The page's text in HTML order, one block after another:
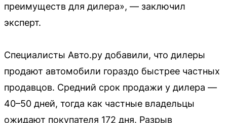
преимуществ для дилера», — заключил
эксперт.
Специалисты Авто.ру добавили, что дилеры
продают автомобили гораздо быстрее частных
продавцов. Средний срок продажи у дилера —
40–50 дней, тогда как частные владельцы
ожидают покупателя 172 дня. Разрыв